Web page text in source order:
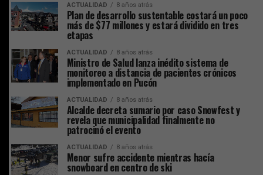
ACTUALIDAD 8 años atrás
Plan de desarrollo sustentable costará un poco
más de $77 millones y estará dividido en tres
etapas
ACTUALIDAD 8 años atrás
Ministro de Salud lanza inédito sistema de
monitoreo a distancia de pacientes crónicos
implementado en Pucón
ACTUALIDAD 8 años atrás
Alcalde decreta sumario por caso Snowfest y
revela que municipalidad finalmente no
patrocinó el evento
ACTUALIDAD 8 años atrás
Menor sufre accidente mientras hacía
snowboard en centro de ski